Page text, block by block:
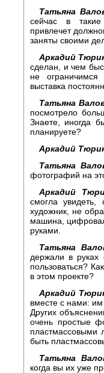
Татьяна
сейчас в такие
привлечет
заняты своими
Аркадий
сделан, и чем
не
выставка
Татьяна
посмотрело
Знаете, иногда
планируете?
Аркадий
Татьяна
фотографий на
Аркадий
смогла
художник, не
машина,
руками.
Татьяна
держали в
пользоваться?
в этом проекте?
Аркадий
вместе с нами: им
Других
очень простые
пластмассовыми
быть
Татьяна
когда вы их уже